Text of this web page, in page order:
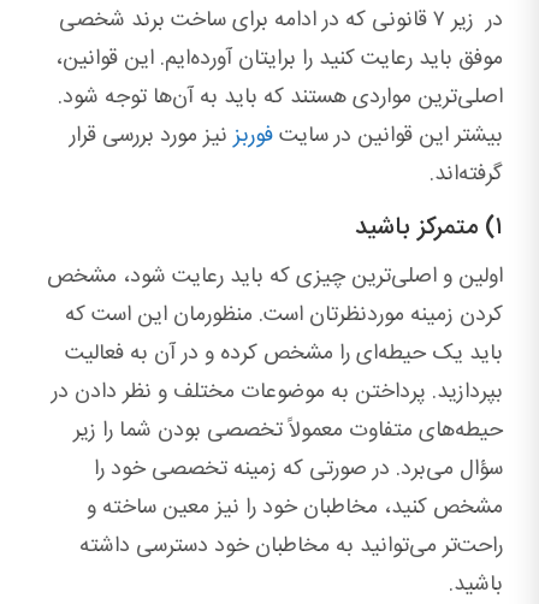
در زیر ۷ قانونی که در ادامه برای ساخت برند شخصی
موفق باید رعایت کنید را برایتان آورده‌ایم. این قوانین،
اصلی‌ترین مواردی هستند که باید به آن‌ها توجه شود.
بیشتر این قوانین در سایتفوربز نیز مورد بررسی قرار
گرفته‌اند.
۱) متمرکز باشید
اولین و اصلی‌ترین چیزی که باید رعایت شود، مشخص
کردن زمینه موردنظرتان است. منظورمان این است که
باید یک حیطه‌ای را مشخص کرده و در آن به فعالیت
بپردازید. پرداختن به موضوعات مختلف و نظر دادن در
حیطه‌های متفاوت معمولاً تخصصی بودن شما را زیر
سؤال می‌برد. در صورتی که زمینه تخصصی خود را
مشخص کنید، مخاطبان خود را نیز معین ساخته و
راحت‌تر می‌توانید به مخاطبان خود دسترسی داشته
باشید.